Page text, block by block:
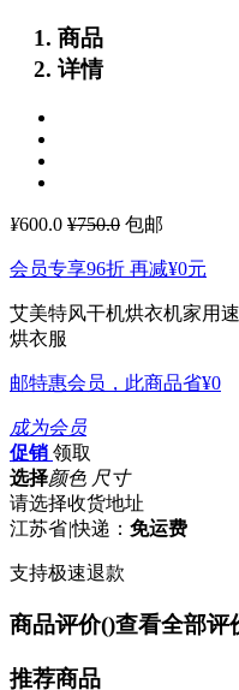
商品
详情
¥600.0 ¥750.0 包邮
会员专享96折 再减¥0元
艾美特风干机烘衣机家用
烘衣服
邮特惠会员，此商品省¥0
成为会员
促销 领取
选择颜色 尺寸
请选择收货地址
江苏省|快递： 免运费
支持极速退款
商品评价()查看全部评
推荐商品